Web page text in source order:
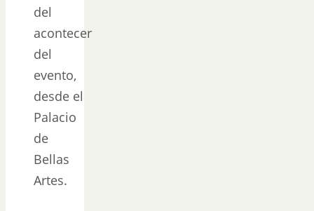
del
acontecer
del
evento,
desde el
Palacio
de
Bellas
Artes.